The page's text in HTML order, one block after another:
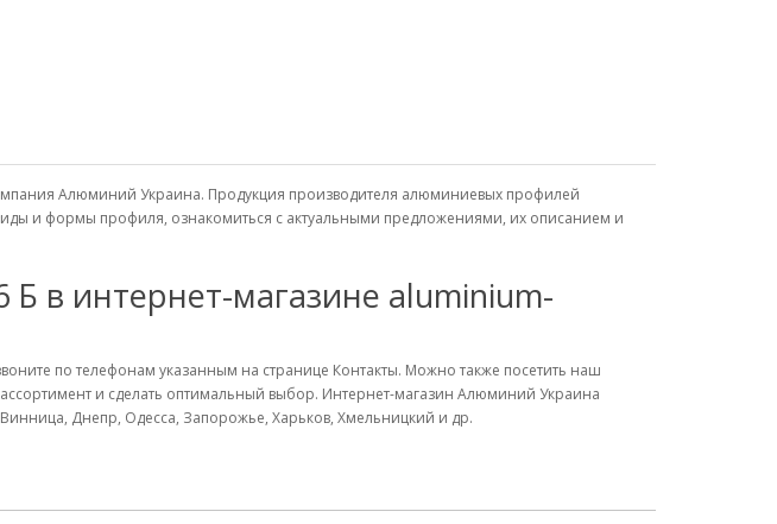
Алюминий Украина. Продукция производителя алюминиевых профилей
и формы профиля, ознакомиться с актуальными предложениями, их описанием и
в интернет-магазине aluminium-
по телефонам указанным на странице Контакты. Можно также посетить наш
и сделать оптимальный выбор. Интернет-магазин Алюминий Украина
Днепр, Одесса, Запорожье, Харьков, Хмельницкий и др.